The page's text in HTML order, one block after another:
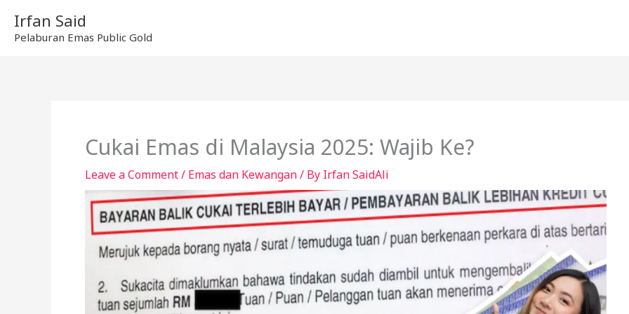
content
Irfan Said
Pelaburan Emas Public Gold
Cukai Emas di Malaysia 2025: Wajib Ke?
Leave a Comment/ Emas dan Kewangan/ By Irfan SaidAli